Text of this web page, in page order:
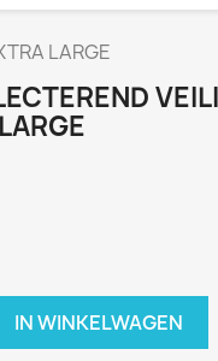
LARGE
IN WINKELWAGEN